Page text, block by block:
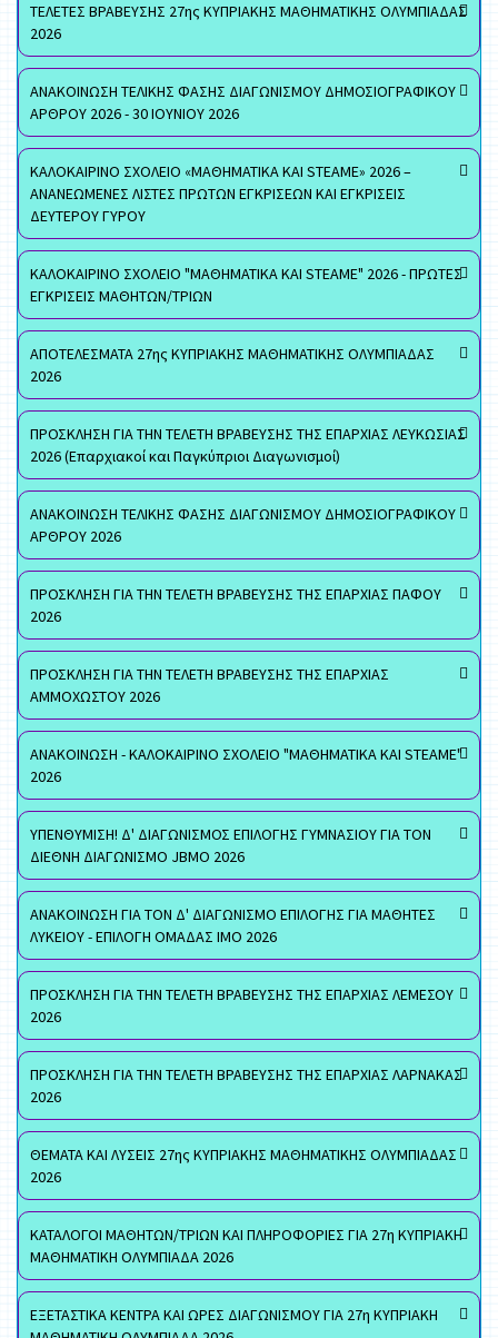
ΤΕΛΕΤΕΣ ΒΡΑΒΕΥΣΗΣ 27ης ΚΥΠΡΙΑΚΗΣ ΜΑΘΗΜΑΤΙΚΗΣ ΟΛΥΜΠΙΑΔΑΣ
2026
ΑΝΑΚΟΙΝΩΣΗ ΤΕΛΙΚΗΣ ΦΑΣΗΣ ΔΙΑΓΩΝΙΣΜΟΥ ΔΗΜΟΣΙΟΓΡΑΦΙΚΟΥ
ΑΡΘΡΟΥ 2026 - 30 ΙΟΥΝΙΟΥ 2026
ΚΑΛΟΚΑΙΡΙΝΟ ΣΧΟΛΕΙΟ «ΜΑΘΗΜΑΤΙΚΑ ΚΑΙ STEAME» 2026 –
ΑΝΑΝΕΩΜΕΝΕΣ ΛΙΣΤΕΣ ΠΡΩΤΩΝ ΕΓΚΡΙΣΕΩΝ ΚΑΙ ΕΓΚΡΙΣΕΙΣ
ΔΕΥΤΕΡΟΥ ΓΥΡΟΥ
ΚΑΛΟΚΑΙΡΙΝΟ ΣΧΟΛΕΙΟ "ΜΑΘΗΜΑΤΙΚΑ ΚΑΙ STEAME" 2026 - ΠΡΩΤΕΣ
ΕΓΚΡΙΣΕΙΣ ΜΑΘΗΤΩΝ/ΤΡΙΩΝ
ΑΠΟΤΕΛΕΣΜΑΤΑ 27ης ΚΥΠΡΙΑΚΗΣ ΜΑΘΗΜΑΤΙΚΗΣ ΟΛΥΜΠΙΑΔΑΣ
2026
ΠΡΟΣΚΛΗΣΗ ΓΙΑ ΤΗΝ ΤΕΛΕΤΗ ΒΡΑΒΕΥΣΗΣ ΤΗΣ ΕΠΑΡΧΙΑΣ ΛΕΥΚΩΣΙΑΣ
2026 (Επαρχιακοί και Παγκύπριοι Διαγωνισμοί)
ΑΝΑΚΟΙΝΩΣΗ ΤΕΛΙΚΗΣ ΦΑΣΗΣ ΔΙΑΓΩΝΙΣΜΟΥ ΔΗΜΟΣΙΟΓΡΑΦΙΚΟΥ
ΑΡΘΡΟΥ 2026
ΠΡΟΣΚΛΗΣΗ ΓΙΑ ΤΗΝ ΤΕΛΕΤΗ ΒΡΑΒΕΥΣΗΣ ΤΗΣ ΕΠΑΡΧΙΑΣ ΠΑΦΟΥ
2026
ΠΡΟΣΚΛΗΣΗ ΓΙΑ ΤΗΝ ΤΕΛΕΤΗ ΒΡΑΒΕΥΣΗΣ ΤΗΣ ΕΠΑΡΧΙΑΣ
ΑΜΜΟΧΩΣΤΟΥ 2026
ΑΝΑΚΟΙΝΩΣΗ - ΚΑΛΟΚΑΙΡΙΝΟ ΣΧΟΛΕΙΟ "ΜΑΘΗΜΑΤΙΚΑ ΚΑΙ STEAME"
2026
ΥΠΕΝΘΥΜΙΣΗ! Δ' ΔΙΑΓΩΝΙΣΜΟΣ ΕΠΙΛΟΓΗΣ ΓΥΜΝΑΣΙΟΥ ΓΙΑ ΤΟΝ
ΔΙΕΘΝΗ ΔΙΑΓΩΝΙΣΜΟ JBMO 2026
ΑΝΑΚΟΙΝΩΣΗ ΓΙΑ ΤΟΝ Δ' ΔΙΑΓΩΝΙΣΜΟ ΕΠΙΛΟΓΗΣ ΓΙΑ ΜΑΘΗΤΕΣ
ΛΥΚΕΙΟΥ - ΕΠΙΛΟΓΗ ΟΜΑΔΑΣ ΙΜΟ 2026
ΠΡΟΣΚΛΗΣΗ ΓΙΑ ΤΗΝ ΤΕΛΕΤΗ ΒΡΑΒΕΥΣΗΣ ΤΗΣ ΕΠΑΡΧΙΑΣ ΛΕΜΕΣΟΥ
2026
ΠΡΟΣΚΛΗΣΗ ΓΙΑ ΤΗΝ ΤΕΛΕΤΗ ΒΡΑΒΕΥΣΗΣ ΤΗΣ ΕΠΑΡΧΙΑΣ ΛΑΡΝΑΚΑΣ
2026
ΘΕΜΑΤΑ ΚΑΙ ΛΥΣΕΙΣ 27ης ΚΥΠΡΙΑΚΗΣ ΜΑΘΗΜΑΤΙΚΗΣ ΟΛΥΜΠΙΑΔΑΣ
2026
ΚΑΤΑΛΟΓΟΙ ΜΑΘΗΤΩΝ/ΤΡΙΩΝ ΚΑΙ ΠΛΗΡΟΦΟΡΙΕΣ ΓΙΑ 27η ΚΥΠΡΙΑΚΗ
ΜΑΘΗΜΑΤΙΚΗ ΟΛΥΜΠΙΑΔΑ 2026
ΕΞΕΤΑΣΤΙΚΑ ΚΕΝΤΡΑ ΚΑΙ ΩΡΕΣ ΔΙΑΓΩΝΙΣΜΟΥ ΓΙΑ 27η ΚΥΠΡΙΑΚΗ